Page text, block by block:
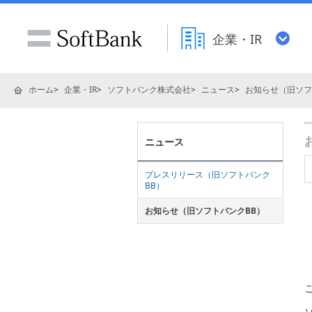
企業・IR
ホーム 企業・IR ソフトバンク株式会社 ニュース お知らせ（旧ソ
ニュース
プレスリリース（旧ソフトバンク
BB）
お知らせ（旧ソフトバンクBB）